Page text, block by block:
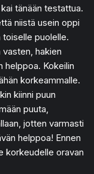
tänään testattua.
niistä usein oppi
toiselle puolelle.
hakien
helppoa. Kokeilin
korkeammalle.
kiinni puun
puuta,
jotten varmasti
helppoa! Ennen
korkeudelle oravan